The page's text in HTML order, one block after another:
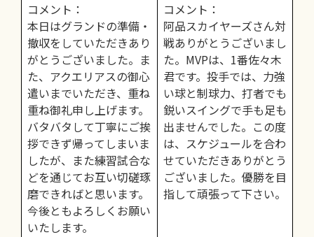
コメント：
本日はグランドの準備・
撤収をしていただきあり
がとうございました。ま
た、アクエリアスの御心
遣いまでいただき、重ね
重ね御礼申し上げます。
バタバタして丁寧にご挨
拶できず帰ってしまいま
したが、また練習試合な
どを通じてお互い切磋琢
磨できればと思います。
今後ともよろしくお願い
いたします。
コメント：
阿品スカイヤーズさん対
戦ありがとうございまし
た。MVPは、1番佐々木
君です。投手では、力強
い球と制球力、打者でも
鋭いスイングで手も足も
出ませんでした。この度
は、スケジュールを合わ
せていただきありがとう
ございました。優勝を目
指して頑張って下さい。